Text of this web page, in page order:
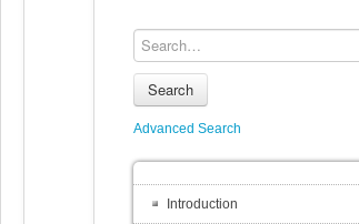
Search
Advanced Search
Introduction